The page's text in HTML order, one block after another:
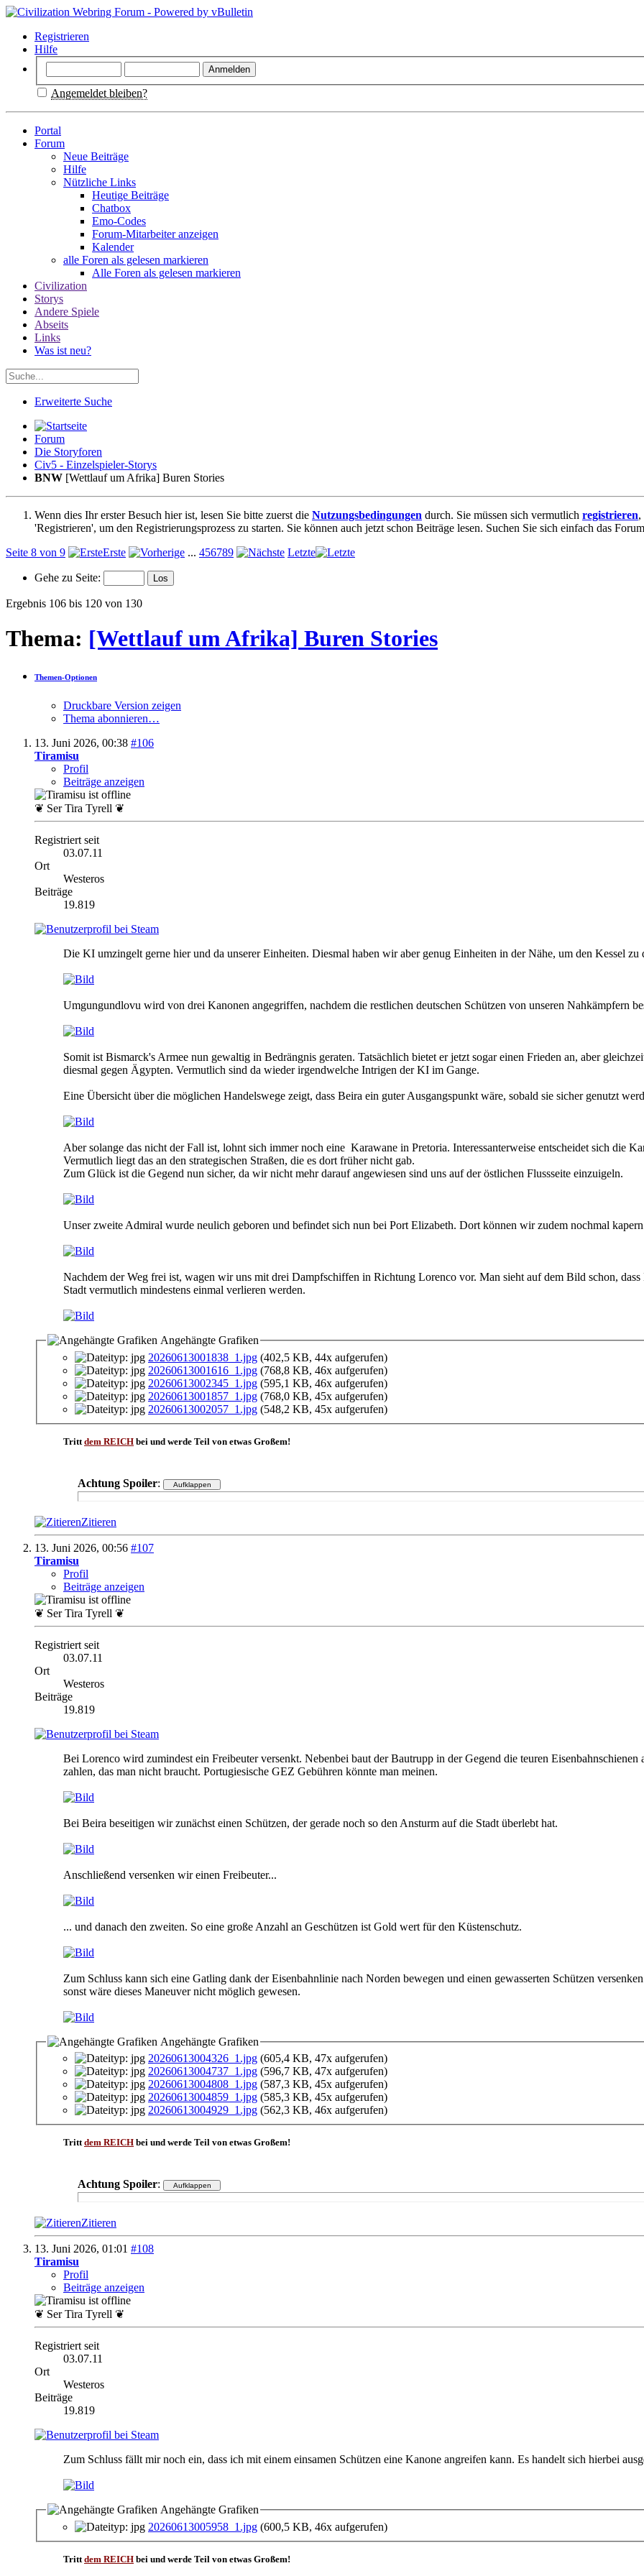
Registrieren
Hilfe
Angemeldet bleiben?
Portal
Forum
Neue Beiträge
Hilfe
Nützliche Links
Heutige Beiträge
Chatbox
Emo-Codes
Forum-Mitarbeiter anzeigen
Kalender
alle Foren als gelesen markieren
Alle Foren als gelesen markieren
Civilization
Storys
Andere Spiele
Abseits
Links
Was ist neu?
Erweiterte Suche
Forum
Die Storyforen
Civ5 - Einzelspieler-Storys
BNW [Wettlauf um Afrika] Buren Stories
Wenn dies Ihr erster Besuch hier ist, lesen Sie bitte zuerst die Nutzungsbedingungen durch. Sie müssen sich vermutlich registrieren,
'Registrieren', um den Registrierungsprozess zu starten. Sie können auch jetzt schon Beiträge lesen. Suchen Sie sich einfach das
Seite 8 von 9
Erste ... 456789 Letzte
Gehe zu Seite:
Ergebnis 106 bis 120 von 130
Thema: [Wettlauf um Afrika] Buren Stories
Themen-Optionen
Druckbare Version zeigen
Thema abonnieren…
13. Juni 2026, 00:38 #106
Tiramisu
Profil
Beiträge anzeigen
❦ Ser Tira Tyrell ❦
Registriert seit
03.07.11
Ort
Westeros
Beiträge
19.819
Die KI umzingelt gerne hier und da unserer Einheiten. Diesmal haben wir aber genug Einheiten in der Nähe, um den Kessel zu
Umgungundlovu wird von drei Kanonen angegriffen, nachdem die restlichen deutschen Schützen von unseren Nahkämpfern
Somit ist Bismarck's Armee nun gewaltig in Bedrängnis geraten. Tatsächlich bietet er jetzt sogar einen Frieden an, aber
diesmal gegen Ägypten. Vermutlich sind da wieder irgendwelche Intrigen der KI im Gange.
Eine Übersicht über die möglichen Handelswege zeigt, dass Beira ein guter Ausgangspunkt wäre, sobald sie sicher genutzt
Aber solange das nicht der Fall ist, lohnt sich immer noch eine Karawane in Pretoria. Interessanterweise entscheidet sich die
Vermutlich liegt das an den strategischen Straßen, die es dort früher nicht gab.
Zum Glück ist die Gegend nun sicher, da wir nicht mehr darauf angewiesen sind uns auf der östlichen Flussseite einzuigeln.
Unser zweite Admiral wurde neulich geboren und befindet sich nun bei Port Elizabeth. Dort können wir zudem nochmal
Nachdem der Weg frei ist, wagen wir uns mit drei Dampfschiffen in Richtung Lorenco vor. Man sieht auf dem Bild schon,
Stadt vermutlich mindestens einmal verlieren werden.
Angehängte Grafiken
20260613001838_1.jpg (402,5 KB, 44x aufgerufen)
20260613001616_1.jpg (768,8 KB, 46x aufgerufen)
20260613002345_1.jpg (595,1 KB, 46x aufgerufen)
20260613001857_1.jpg (768,0 KB, 45x aufgerufen)
20260613002057_1.jpg (548,2 KB, 45x aufgerufen)
Tritt dem REICH bei und werde Teil von etwas Großem!
Achtung Spoiler:
Zitieren
13. Juni 2026, 00:56 #107
Tiramisu
Profil
Beiträge anzeigen
❦ Ser Tira Tyrell ❦
Registriert seit
03.07.11
Ort
Westeros
Beiträge
19.819
Bei Lorenco wird zumindest ein Freibeuter versenkt. Nebenbei baut der Bautrupp in der Gegend die teuren
zahlen, das man nicht braucht. Portugiesische GEZ Gebühren könnte man meinen.
Bei Beira beseitigen wir zunächst einen Schützen, der gerade noch so den Ansturm auf die Stadt überlebt hat.
Anschließend versenken wir einen Freibeuter...
... und danach den zweiten. So eine große Anzahl an Geschützen ist Gold wert für den Küstenschutz.
Zum Schluss kann sich eine Gatling dank der Eisenbahnlinie nach Norden bewegen und einen gewasserten Schützen
sonst wäre dieses Maneuver nicht möglich gewesen.
Angehängte Grafiken
20260613004326_1.jpg (605,4 KB, 47x aufgerufen)
20260613004737_1.jpg (596,7 KB, 47x aufgerufen)
20260613004808_1.jpg (587,3 KB, 45x aufgerufen)
20260613004859_1.jpg (585,3 KB, 45x aufgerufen)
20260613004929_1.jpg (562,3 KB, 46x aufgerufen)
Trittdem REICH bei und werde Teil von etwas Großem!
Achtung Spoiler:
Zitieren
13. Juni 2026, 01:01 #108
Tiramisu
Profil
Beiträge anzeigen
❦ Ser Tira Tyrell ❦
Registriert seit
03.07.11
Ort
Westeros
Beiträge
19.819
Zum Schluss fällt mir noch ein, dass ich mit einem einsamen Schützen eine Kanone angreifen kann. Es handelt sich hierbei
Angehängte Grafiken
20260613005958_1.jpg (600,5 KB, 46x aufgerufen)
Tritt dem REICH bei und werde Teil von etwas Großem!